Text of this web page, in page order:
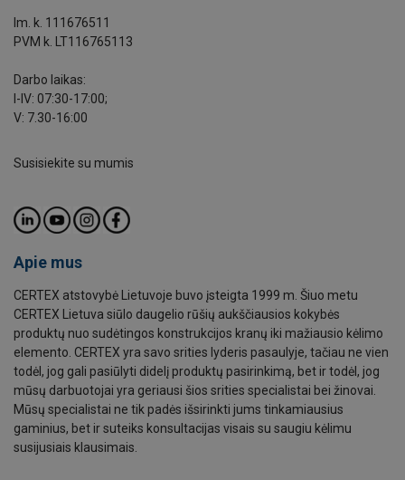
Im. k. 111676511
PVM k. LT116765113
Darbo laikas:
I-IV: 07:30-17:00;
V: 7.30-16:00
Susisiekite su mumis
Apie mus
CERTEX atstovybė Lietuvoje buvo įsteigta 1999 m. Šiuo metu
CERTEX Lietuva siūlo daugelio rūšių aukščiausios kokybės
produktų nuo sudėtingos konstrukcijos kranų iki mažiausio kėlimo
elemento. CERTEX yra savo srities lyderis pasaulyje, tačiau ne vien
todėl, jog gali pasiūlyti didelį produktų pasirinkimą, bet ir todėl, jog
mūsų darbuotojai yra geriausi šios srities specialistai bei žinovai.
Mūsų specialistai ne tik padės išsirinkti jums tinkamiausius
gaminius, bet ir suteiks konsultacijas visais su saugiu kėlimu
susijusiais klausimais.